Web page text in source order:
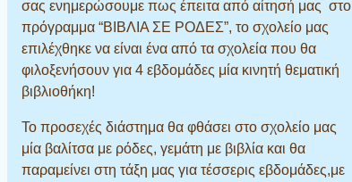
σας ενημερώσουμε πως έπειτα από αίτησή μας στο
πρόγραμμα “ΒΙΒΛΙΑ ΣΕ ΡΟΔΕΣ”, το σχολείο μας
επιλέχθηκε να είναι ένα από τα σχολεία που θα
φιλοξενήσουν για 4 εβδομάδες μία κινητή θεματική
βιβλιοθήκη!
Το προσεχές διάστημα θα φθάσει στο σχολείο μας
μία βαλίτσα με ρόδες, γεμάτη με βιβλία και θα
παραμείνει στη τάξη μας για τέσσερις εβδομάδες,με